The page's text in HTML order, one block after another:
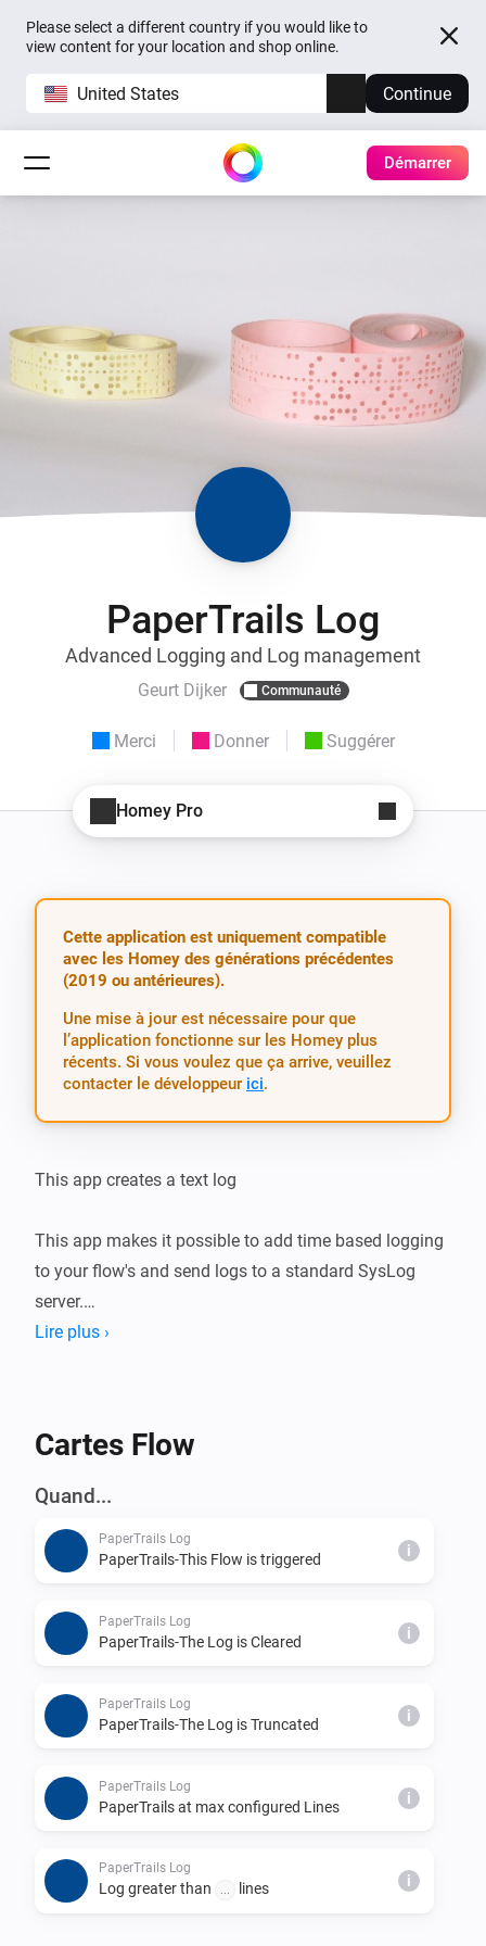
Please select a different country if you would like to
view content for your location and shop online.
United States Continue
Démarrer
PaperTrails Log
Advanced Logging and Log management
Geurt Dijker Communauté
Merci Donner Suggérer
Homey Pro
Cette application est uniquement compatible
avec les Homey des générations précédentes
(2019 ou antérieures).
Une mise à jour est nécessaire pour que
l’application fonctionne sur les Homey plus
récents. Si vous voulez que ça arrive, veuillez
contacter le développeur ici.
This app creates a text log
This app makes it possible to add time based logging
to your flow's and send logs to a standard SysLog
server.
_// Trigger Logging to PaperTrails from HomeyScript_
'nu.dijker.papertrails' } );_
_HomeyScript.apiPost('log', { log:'Hello  World  of
Lire plus ›
Cartes Flow
Quand...
PaperTrails Log
PaperTrails-This Flow is triggered i
PaperTrails Log
PaperTrails-The Log is Cleared i
PaperTrails Log
PaperTrails-The Log is Truncated i
PaperTrails Log
PaperTrails at max configured Lines i
PaperTrails Log
Log greater than lines i